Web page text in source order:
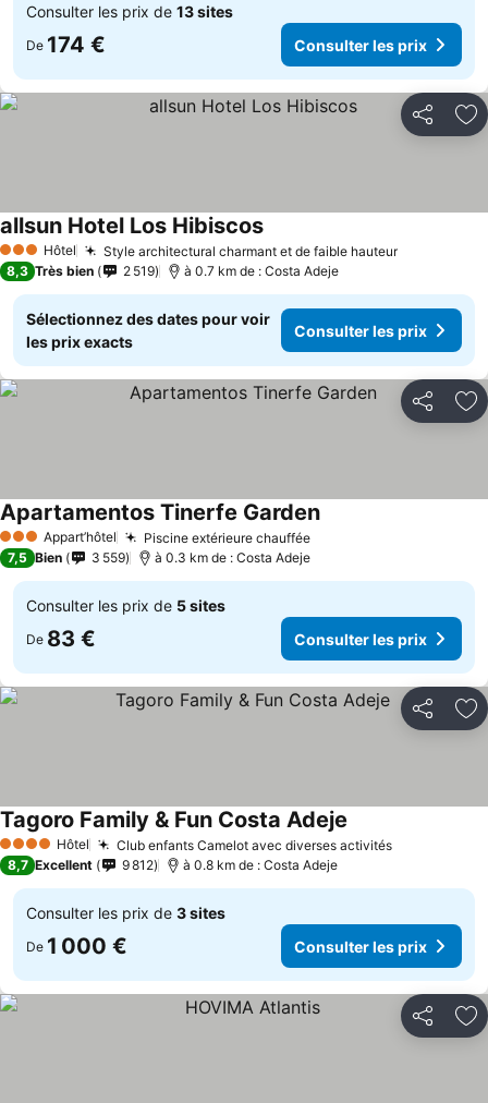
Consulter les prix de 13 sites
De 174 € Consulter les prix
Partager
3 ÉtoilesHôtel Style architectural charmant et de faible hauteurConsulter
allsun Hotel Los HibiscosConsulter les prix
8,3 Très bien 2 519 à 0.7 km de : Costa Adeje
Sélectionnez des dates pour voir
les prix exacts
Consulter les prix
Partager
3 ÉtoilesAppart’hôtel Piscine extérieure chaufféeConsulter les prix
Apartamentos Tinerfe GardenConsulter les prix
7,5 Bien 3 559 à 0.3 km de : Costa Adeje
Consulter les prix de 5 sites
De 83 € Consulter les prix
Partager
4 Étoiles Hôtel Club enfants Camelot avec diverses activitésConsulter
Tagoro Family & Fun Costa Adeje
8,7 Excellent 9 812 à 0.8 km de : Costa Adeje
Consulter les prix de 3 sites
De 1 000 € Consulter les prix
Partager